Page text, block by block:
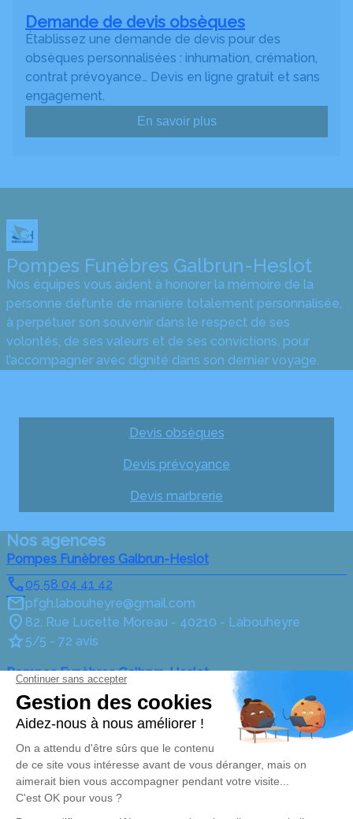
Demande de devis obsèques
Établissez une demande de devis pour des
obsèques personnalisées : inhumation, crémation,
contrat prévoyance… Devis en ligne gratuit et sans
engagement.
En savoir plus
Pompes Funèbres Galbrun-Heslot
Nos équipes vous aident à honorer la mémoire de la
personne défunte de manière totalement personnalisée,
à perpétuer son souvenir dans le respect de ses
volontés, de ses valeurs et de ses convictions, pour
l’accompagner avec dignité dans son dernier voyage.
Devis obsèques
Devis prévoyance
Devis marbrerie
Nos agences
Pompes Funèbres Galbrun-Heslot
05 58 04 41 42
pfgh.labouheyre@gmail.com
82, Rue Lucette Moreau - 40210 - Labouheyre
5/5 - 72 avis
Pompes Funèbres Galbrun-Heslot
05 58 82 45 77
pfgh.mimizan@gmail.com
17 Avenue de la Plage - 40200 - Mimizan
4.9/5 - 88 avis
Pompes Funèbres Galbrun-Heslot